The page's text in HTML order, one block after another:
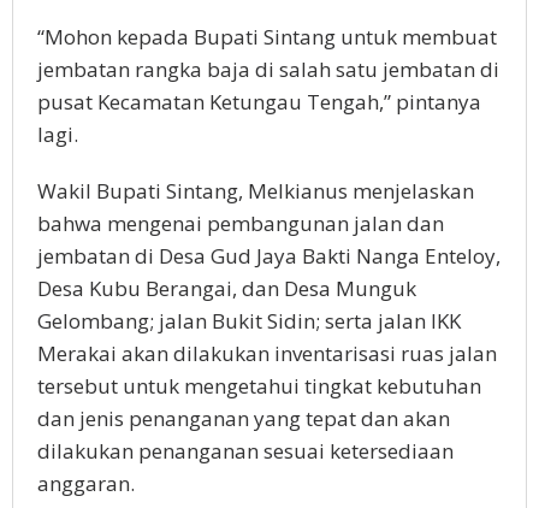
“Mohon kepada Bupati Sintang untuk membuat
jembatan rangka baja di salah satu jembatan di
pusat Kecamatan Ketungau Tengah,” pintanya
lagi.
Wakil Bupati Sintang, Melkianus menjelaskan
bahwa mengenai pembangunan jalan dan
jembatan di Desa Gud Jaya Bakti Nanga Enteloy,
Desa Kubu Berangai, dan Desa Munguk
Gelombang; jalan Bukit Sidin; serta jalan IKK
Merakai akan dilakukan inventarisasi ruas jalan
tersebut untuk mengetahui tingkat kebutuhan
dan jenis penanganan yang tepat dan akan
dilakukan penanganan sesuai ketersediaan
anggaran.